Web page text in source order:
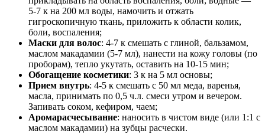
5-7 к на 200 мл воды, намочить и отжать
гигроскопичную ткань, приложить к области колик,
боли, воспаления;
Маски для волос: 4-7 к смешать с глиной, бальзамом,
маслом макадамии (5-7 мл), нанести на кожу головы (по
проборам), тепло укутать, оставить на 10-15 мин;
Обогащение косметики: 3 к на 5 мл основы;
Прием внутрь: 4-5 к смешать с 50 мл меда, варенья,
масла, принимать по 0,5 ч.л. смеси утром и вечером.
Запивать соком, кефиром, чаем;
Аромарасчесывание: наносить в чистом виде (или 1:1 с
маслом макадамии) на зубцы расчески.